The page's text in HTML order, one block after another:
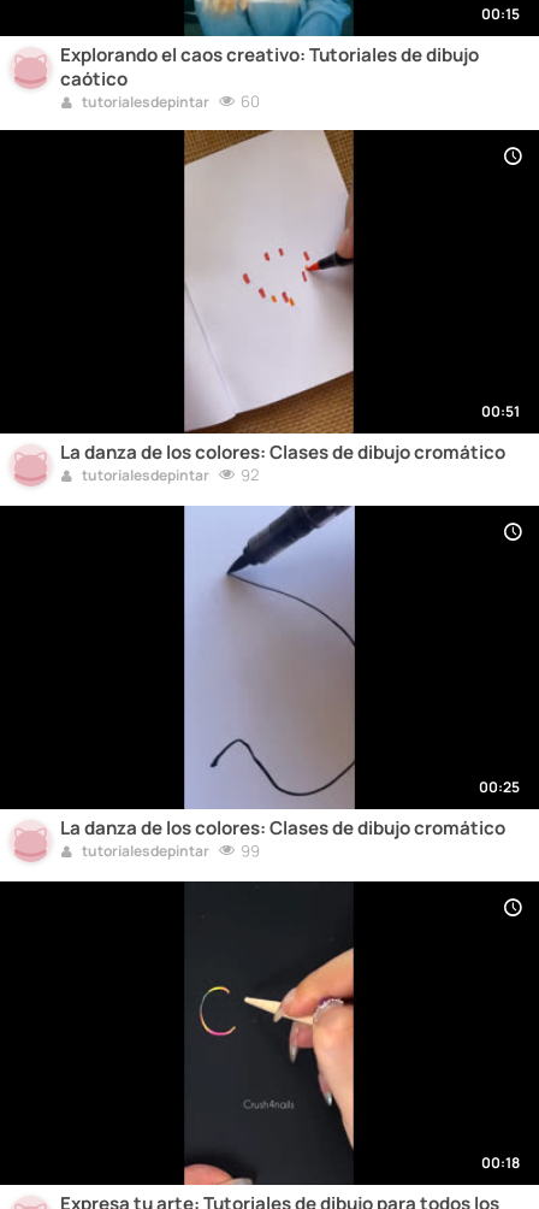
00:15
Explorando el caos creativo: Tutoriales de dibujo
caótico
tutorialesdepintar 60
00:51
La danza de los colores: Clases de dibujo cromático
tutorialesdepintar 92
00:25
La danza de los colores: Clases de dibujo cromático
tutorialesdepintar 99
00:18
Expresa tu arte: Tutoriales de dibujo para todos los